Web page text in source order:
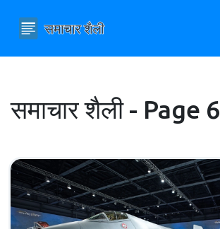
समाचार शैली - Page 6